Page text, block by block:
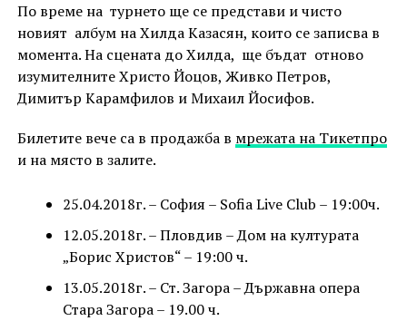
По време на турнето ще се представи и чисто
новият албум на Хилда Казасян, които се записва в
момента. На сцената до Хилда, ще бъдат отново
изумителните Христо Йоцов, Живко Петров,
Димитър Карамфилов и Михаил Йосифов.
Билетите вече са в продажба в мрежата на Тикетпро
и на място в залите.
25.04.2018г. – София – Sofia Live Club – 19:00ч.
12.05.2018г. – Пловдив – Дом на културата
„Борис Христов“ – 19:00 ч.
13.05.2018г. – Ст. Загора – Държавна опера
Стара Загора – 19.00 ч.